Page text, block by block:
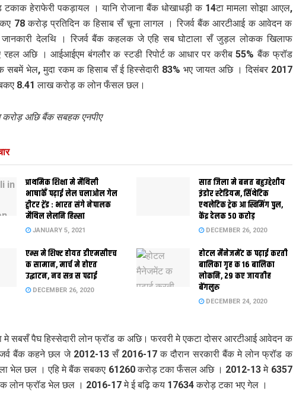
टकाक हेराफेरी पकड़ायल । यानि रोजाना बैंक धोखाधड़ी क 14टा मामला सोझा आएल,
78 करोड़ प्रतिदिन क हिसाब सँ चूना लागल । रिजर्व बैंक आरटीआई क आवेदन क
जानकारी देलथि । रिजर्व बैंक कहलक जे एहि सब घोटाला सँ जुड़ल लोकक खिलाफ
रहल अछि । आईआईएम बंगलौर क स्टडी रिपोर्ट क आधार पर करीब 55% बैंक फ्रॉड
सबमें भेल, मुदा रकम क हिसाब सँ ई हिस्सेदारी 83% भए जायत अछि । दिसंबर 2017
8.41 लाख करोड़ क लोन फँसल छल।
अछि बैंक सबहक एनपीए
प्राथमिक शि‍क्षा मे मैथि‍ली
भाषाकेँ पढ़ाई लेल चलाओल गेल
ट्वीटर ट्रेंड : भारत संगे नेपालक
मैथिल लेलनि हिस्सा
JANUARY 5, 2021
सात जिला मे बनत बहुउद्देशीय
इंडोर स्‍टेडि‍यम, सिंथेटिक
एथलेटिक ट्रेक आ स्विमिंग पुल,
केंद्र देलक 50 करोड़
DECEMBER 26, 2020
एम्स मे शिफ्ट होयत डीएमसीएच
क सामान, मार्च मे होएत
उद्घाटन, नव सत्र स पढाई
DECEMBER 26, 2020
होटल मैनेजमेंट क पढ़ाई करती
बालिका गृह क 16 बालिका
लोकनि, 29 कए जायतीह
बेंगलुरु
DECEMBER 24, 2020
मे सबसँ पैघ हिस्सेदारी लोन फ्रॉड क अछि। फरवरी मे एकटा दोसर आरटीआई आवेदन क
बैंक कहने छल जे 2012-13 सँ 2016-17 क दौरान सरकारी बैंक मे लोन फ्रॉड क
भेल छल । एहि मे बैंक सबकए 61260 करोड़ टका फँसल अछि । 2012-13 मे 6357
लोन फ्रॉड भेल छल । 2016-17 मे ई बढ़ि कय 17634 करोड़ टका भए गेल ।